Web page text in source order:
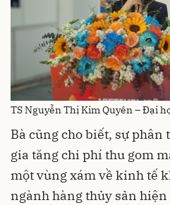
TS Nguyễn Thị Kim Quyên – Đại
Bà cũng cho biết, sự
gia tăng chi phí thu gom
một vùng xám về kinh tế
ngành hàng thủy sản